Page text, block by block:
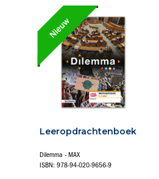
Leeropdrachtenboek
Dilemma - MAX
ISBN: 978-94-020-9656-9